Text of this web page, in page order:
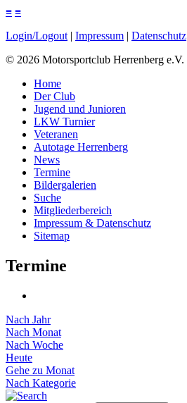
≡ ≡
Login/Logout | Impressum | Datenschutz
© 2026 Motorsportclub Herrenberg e.V.
Home
Der Club
Jugend und Junioren
LKW Turnier
Veteranen
Autotage Herrenberg
News
Termine
Bildergalerien
Suche
Mitgliederbereich
Impressum & Datenschutz
Sitemap
Termine
Nach Jahr
Nach Monat
Nach Woche
Heute
Gehe zu Monat
Nach Kategorie